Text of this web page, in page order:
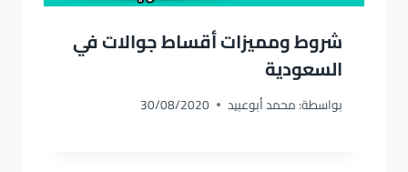
شروط ومميزات أقساط جوالات في
السعودية
بواسطة:محمد أبوعبيد 30/08/2020